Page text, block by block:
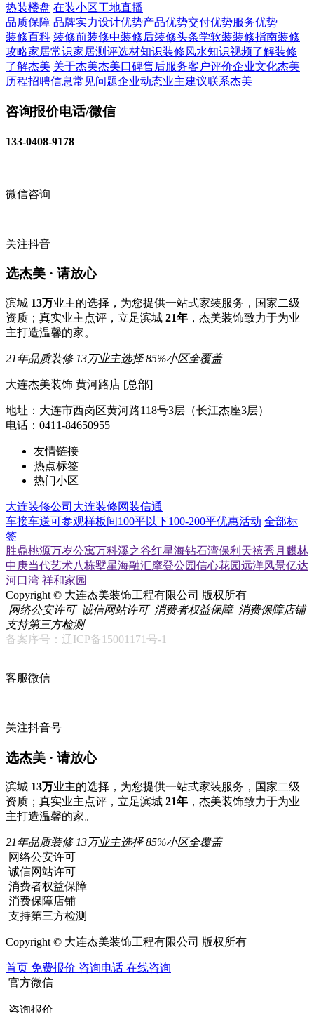
热装楼盘 在装小区工地直播
品质保障 品牌实力设计优势产品优势交付优势服务优势
装修百科 装修前装修中装修后装修头条学软装装修指南装修
攻略家居常识家居测评选材知识装修风水知识视频了解装修
了解杰美 关于杰美杰美口碑售后服务客户评价企业文化杰美
历程招聘信息常见问题企业动态业主建议联系杰美
咨询报价电话/微信
133-0408-9178
微信咨询
关注抖音
选杰美 · 请放心
滨城 13万业主的选择，为您提供一站式家装服务，国家二级
资质；真实业主点评，立足滨城 21年 ，杰美装饰致力于为业
主打造温馨的家。
21年品质装修 13万业主选择 85%小区全覆盖
大连杰美装饰 黄河路店 [总部]
地址：大连市西岗区黄河路118号3层（长江杰座3层）
电话：0411-84650955
友情链接
热点标签
热门小区
大连装修公司 大连装修网装信通
车接车送可参观样板间100平以下100-200平优惠活动 全部标
签
胜鼎桃源万岁公寓万科溪之谷红星海钻石湾保利天禧秀月麒林
中庚当代艺术八栋墅星海融汇摩登公园信心花园远洋风景亿达
河口湾 祥和家园
Copyright © 大连杰美装饰工程有限公司 版权所有
网络公安许可 诚信网站许可 消费者权益保障 消费保障店铺
支持第三方检测
备案序号：辽ICP备15001171号-1
客服微信
关注抖音号
选杰美 · 请放心
滨城 13万业主的选择，为您提供一站式家装服务，国家二级
资质；真实业主点评，立足滨城 21年 ，杰美装饰致力于为业
主打造温馨的家。
21年品质装修 13万业主选择 85%小区全覆盖
网络公安许可
诚信网站许可
消费者权益保障
消费保障店铺
支持第三方检测
Copyright © 大连杰美装饰工程有限公司 版权所有
首页 免费报价 咨询电话 在线咨询
官方微信
咨询报价